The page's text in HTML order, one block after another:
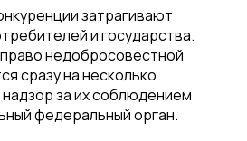
затрагивают
и государства.
недобросовестной
сразу на несколько
за их соблюдением
федеральный орган.